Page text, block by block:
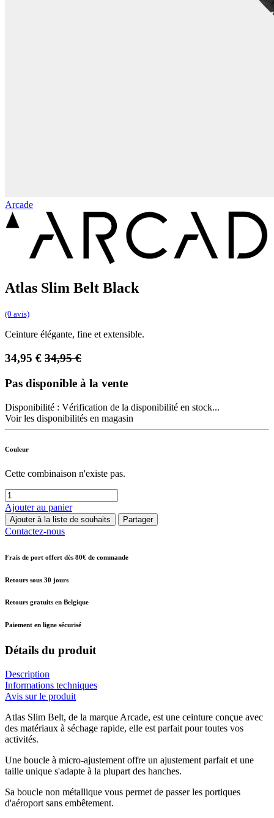
Arcade
Atlas Slim Belt Black
(0 avis)
Ceinture élégante, fine et extensible.
34,95 € 34,95€
Pas disponible à la vente
Disponibilité : Vérification de la disponibilité en stock...
Voir les disponibilités en magasin
Couleur
Cette combinaison n'existe pas.
Ajouter au panier
Ajouter à la liste de souhaits Partager
Contactez-nous
Frais de port offert dès 80€ de commande
Retours sous 30 jours
Retours gratuits en Belgique
Paiement en ligne sécurisé
Détails du produit
Description
Informations techniques
Avis sur le produit
Atlas Slim Belt, de la marque Arcade, est une ceinture conçue avec
des matériaux à séchage rapide, elle est parfait pour toutes vos
activités.
Une boucle à micro-ajustement offre un ajustement parfait et une
taille unique s'adapte à la plupart des hanches.
Sa boucle non métallique vous permet de passer les portiques
d'aéroport sans embêtement.